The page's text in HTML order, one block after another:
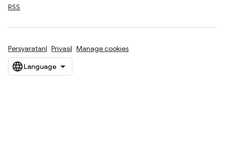
RSS
Persyaratan Privasi Manage cookies